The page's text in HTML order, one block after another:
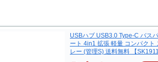
USBハブ USB3.0 Type-C バス
ート 4in1 拡張 軽量 コンパクト
レー (管理S) 送料無料 【